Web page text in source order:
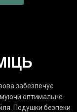
забезпечує
оптимальне
Подушки безпеки